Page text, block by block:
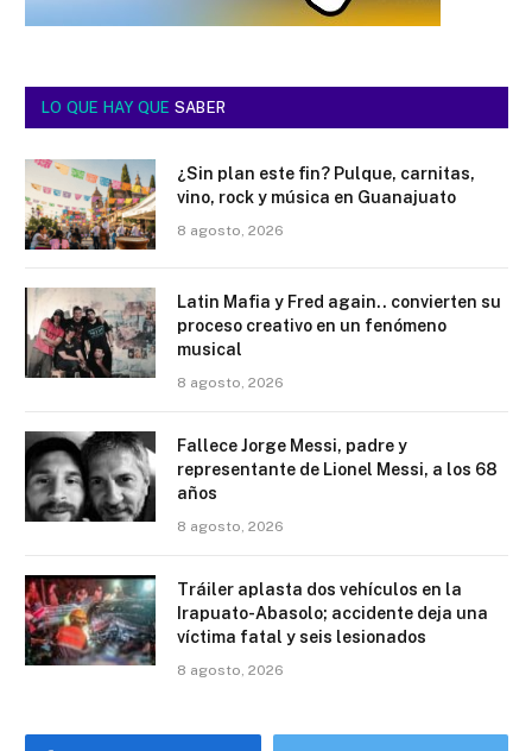
LO QUE HAY QUE SABER
¿Sin plan este fin? Pulque, carnitas,
vino, rock y música en Guanajuato
8 agosto, 2026
Latin Mafia y Fred again.. convierten su
proceso creativo en un fenómeno
musical
8 agosto, 2026
Fallece Jorge Messi, padre y
representante de Lionel Messi, a los 68
años
8 agosto, 2026
Tráiler aplasta dos vehículos en la
Irapuato-Abasolo; accidente deja una
víctima fatal y seis lesionados
8 agosto, 2026